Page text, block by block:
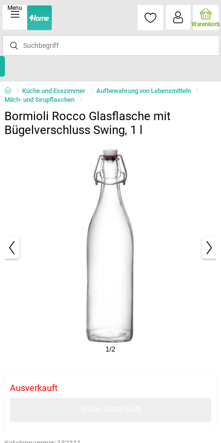
Menu
Warenkorb
Küche und Esszimmer
Aufbewahrung von Lebensmitteln
Milch- und Sirupflaschen
Bormioli Rocco Glasflasche mit
Bügelverschluss Swing, 1 l
1/2
Ausverkauft